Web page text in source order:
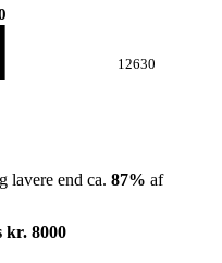
12630
lavere end ca. 87% af
kr. 8000